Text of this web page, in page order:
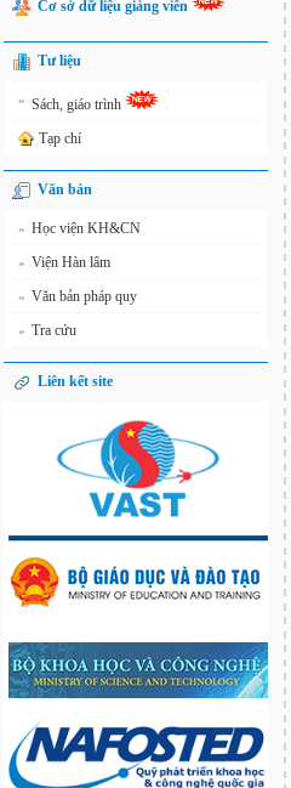
Cơ sở dữ liệu giảng viên
Tư liệu
» Sách, giáo trình
Tạp chí
Văn bản
» Học viện KH&CN
» Viện Hàn lâm
» Văn bản pháp quy
» Tra cứu
Liên kết site